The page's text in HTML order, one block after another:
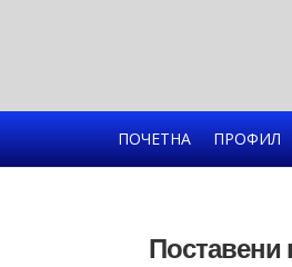
ПОЧЕТНА ПРОФИЛ
Поставени